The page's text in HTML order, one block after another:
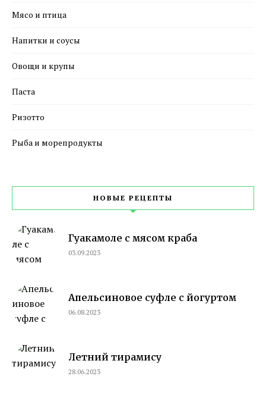
Мясо и птица
Напитки и соусы
Овощи и крупы
Паста
Ризотто
Рыба и морепродукты
НОВЫЕ РЕЦЕПТЫ
Гуакамоле с мясом краба
03.09.2023
Апельсиновое суфле с йогуртом
06.08.2023
Летний тирамису
28.06.2023